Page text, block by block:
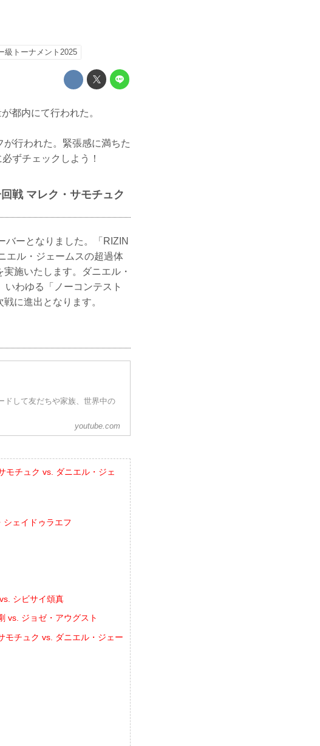
級トーナメント2025
都内にて行われた。
行われた。緊張感に満ちた
ずチェックしよう！
戦 マレク・サモチュク
バーとなりました。「RIZIN
エル・ジェームスの超過体
施いたします。ダニエル・
わゆる「ノーコンテスト
に進出となります。
ドして友だちや家族、世界中の
youtube.com
モチュク vs. ダニエル・ジェ
シェイドゥラエフ
シビサイ頌真
vs. ジョゼ・アウグスト
モチュク vs. ダニエル・ジェー